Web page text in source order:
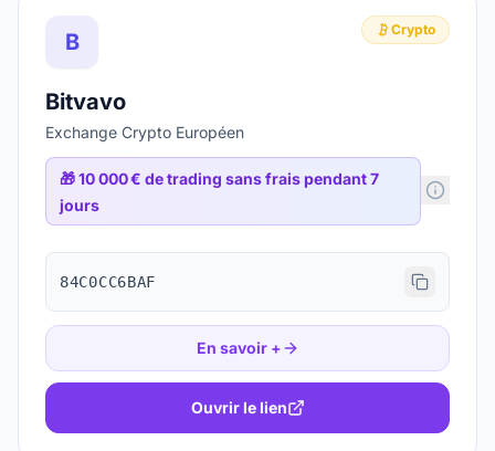
B Crypto
Bitvavo
Exchange Crypto Européen
🎁10 000 € de trading sans frais pendant 7
jours
84C0CC6BAF
En savoir +
Ouvrir le lien